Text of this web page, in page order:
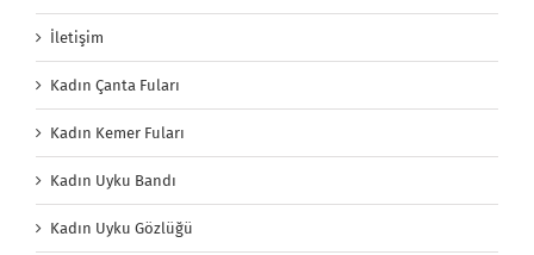
İletişim
Kadın Çanta Fuları
Kadın Kemer Fuları
Kadın Uyku Bandı
Kadın Uyku Gözlüğü